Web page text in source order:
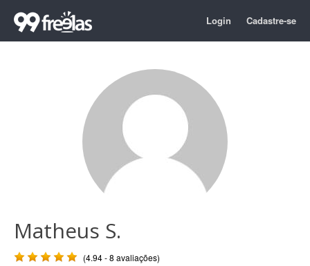
Login Cadastre-se
Matheus S.
(4.94 - 8 avaliações)